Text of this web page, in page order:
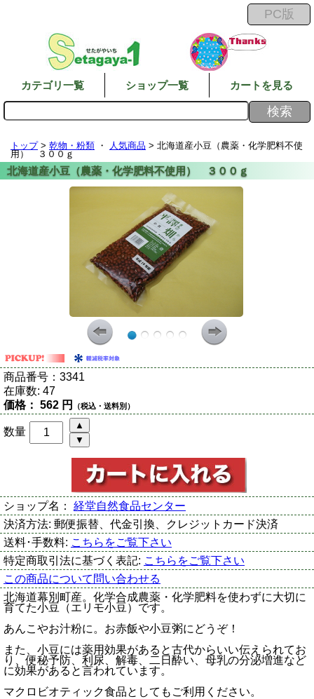
カテゴリ一覧 ショップ一覧 カートを見る
トップ> 乾物・粉類 ・ 人気商品 > 北海道産小豆（農薬・化学肥料不使
用） ３００ｇ
商品番号： 3341
在庫数: 47
価格： 562 円 （税込・送料別）
数量
ショップ名： 経堂自然食品センター
決済方法: 郵便振替、代金引換、クレジットカード決済
送料･手数料: こちらをご覧下さい
特定商取引法に基づく表記: こちらをご覧下さい
この商品について問い合わせる
北海道幕別町産。化学合成農薬・化学肥料を使わずに大切に
育てた小豆（エリモ小豆）です。
あんこやお汁粉に。お赤飯や小豆粥にどうぞ！
また、小豆には薬用効果があると古代からいい伝えられてお
り、便秘予防、利尿、解毒、二日酔い、母乳の分泌増進など
に効果があると言われています。
マクロビオティック食品としてもご利用ください。